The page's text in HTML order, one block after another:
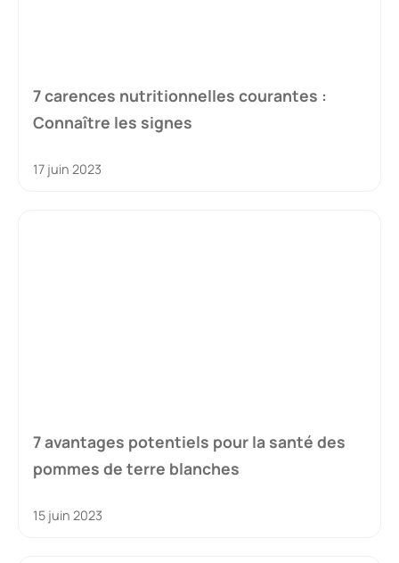
7 carences nutritionnelles courantes :
Connaître les signes
17 juin 2023
7 avantages potentiels pour la santé des
pommes de terre blanches
15 juin 2023